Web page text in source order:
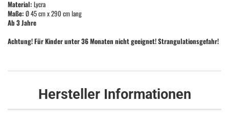
Material: Lycra
Maße: Ø 45 cm x 290 cm lang
Ab 3 Jahre
Achtung! Für Kinder unter 36 Monaten nicht geeignet! Strangulationsgefahr!
Hersteller Informationen